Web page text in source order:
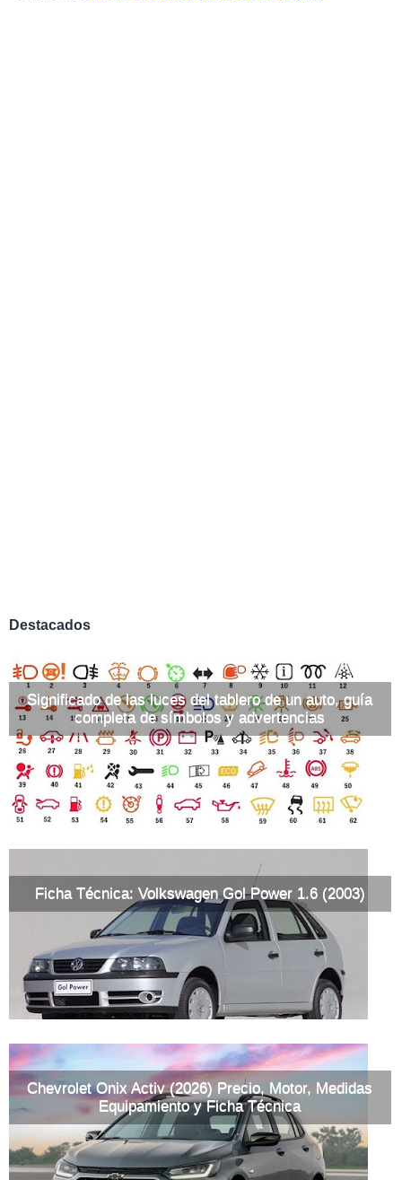
Destacados
Significado de las luces del tablero de un auto, guía
completa de símbolos y advertencias
Ficha Técnica: Volkswagen Gol Power 1.6 (2003)
Chevrolet Onix Activ (2026) Precio, Motor, Medidas
Equipamiento y Ficha Técnica